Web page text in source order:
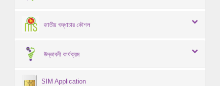
জাতীয় শুদ্ধাচার কৌশল
উদ্ভাবনী কার্যক্রম
SIM Application